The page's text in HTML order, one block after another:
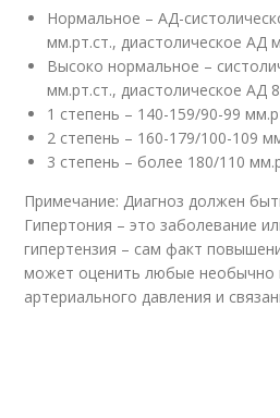
Нормальное – АД-
мм.рт.ст., диастолическое АД
Высоко нормальное –
мм.рт.ст., диастолическое АД
1 степень – 140-159/90-99
2 степень – 160-179/100-109
3 степень – более 180/110
Примечание: Диагноз должен
Гипертония – это заболевание
гипертензия – сам факт
может оценить любые необычно
артериального давления и